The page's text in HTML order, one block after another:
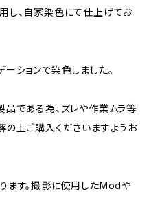
し、自家染色にて仕上げてお
ションで染色しました。
品である為、ズレや作業ムラ等
の上ご購入くださいますようお
ます。撮影に使用したModや